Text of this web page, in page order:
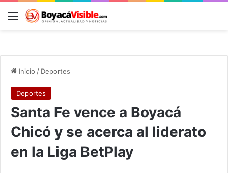
Menú
Inicio / Deportes
Deportes
Santa Fe vence a Boyacá
Chicó y se acerca al liderato
en la Liga BetPlay